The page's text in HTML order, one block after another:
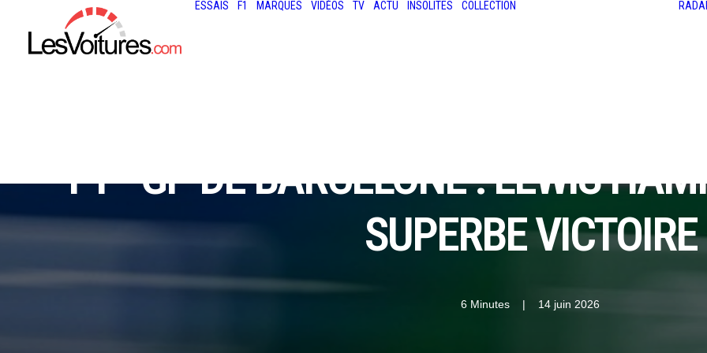
ESSAIS F1 MARQUES VIDÉOS TV ACTU INSOLITES COLLECTION
F1 - GP DE BARCELONE : LEWIS
SUPERBE VICTOIRE
6 Minutes | 14 juin 2026